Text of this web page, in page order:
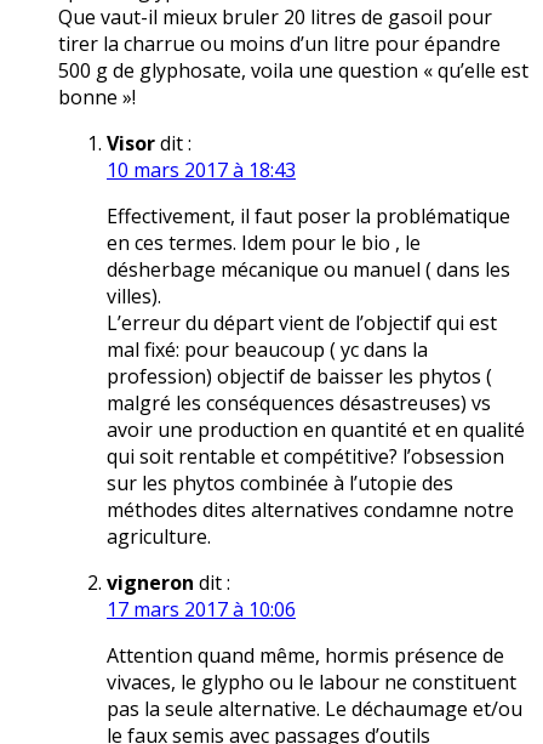
Que vaut-il mieux bruler 20 litres de gasoil pour
tirer la charrue ou moins d’un litre pour épandre
500 g de glyphosate, voila une question « qu’elle est
bonne »!
Visordit :
10 mars 2017 à 18:43
Effectivement, il faut poser la problématique
en ces termes. Idem pour le bio , le
désherbage mécanique ou manuel ( dans les
villes).
L’erreur du départ vient de l’objectif qui est
mal fixé: pour beaucoup ( yc dans la
profession) objectif de baisser les phytos (
malgré les conséquences désastreuses) vs
avoir une production en quantité et en qualité
qui soit rentable et compétitive? l’obsession
sur les phytos combinée à l’utopie des
méthodes dites alternatives condamne notre
agriculture.
vigneron dit :
17 mars 2017 à 10:06
Attention quand même, hormis présence de
vivaces, le glypho ou le labour ne constituent
pas la seule alternative. Le déchaumage et/ou
le faux semis avec passages d’outils